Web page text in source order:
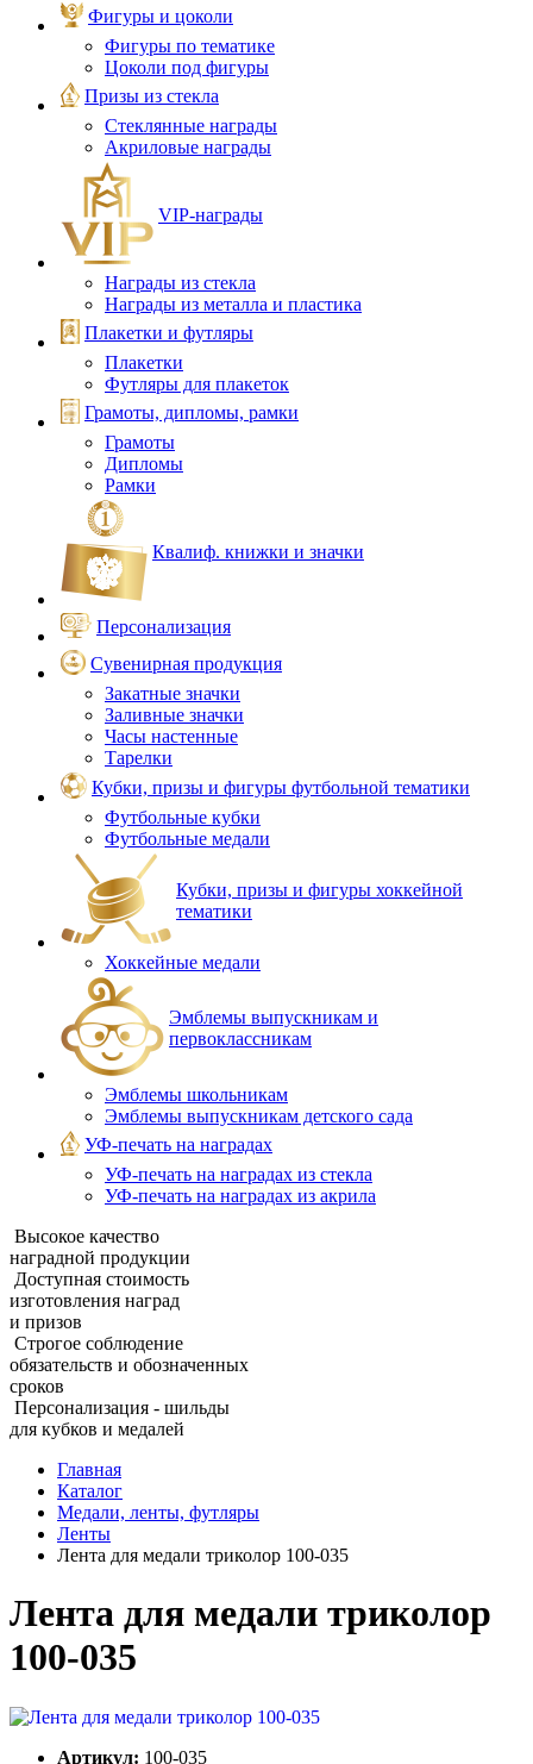
Фигуры и цоколи
Фигуры по тематике
Цоколи под фигуры
Призы из стекла
Стеклянные награды
Акриловые награды
VIP‑награды
Награды из стекла
Награды из металла и пластика
Плакетки и футляры
Плакетки
Футляры для плакеток
Грамоты, дипломы, рамки
Грамоты
Дипломы
Рамки
Квалиф. книжки и значки
Персонализация
Сувенирная продукция
Закатные значки
Заливные значки
Часы настенные
Тарелки
Кубки, призы и фигуры футбольной тематики
Футбольные кубки
Футбольные медали
Кубки, призы и фигуры хоккейной
тематики
Хоккейные медали
Эмблемы выпускникам и
первоклассникам
Эмблемы школьникам
Эмблемы выпускникам детского сада
УФ-печать на наградах
УФ‑печать на наградах из стекла
УФ-печать на наградах из акрила
Высокое качество
наградной продукции
Доступная стоимость
изготовления наград
и призов
Строгое соблюдение
обязательств и обозначенных
сроков
Персонализация - шильды
для кубков и медалей
Главная
Каталог
Медали, ленты, футляры
Ленты
Лента для медали триколор 100‑035
Лента для медали триколор
100‑035
Артикул: 100-035